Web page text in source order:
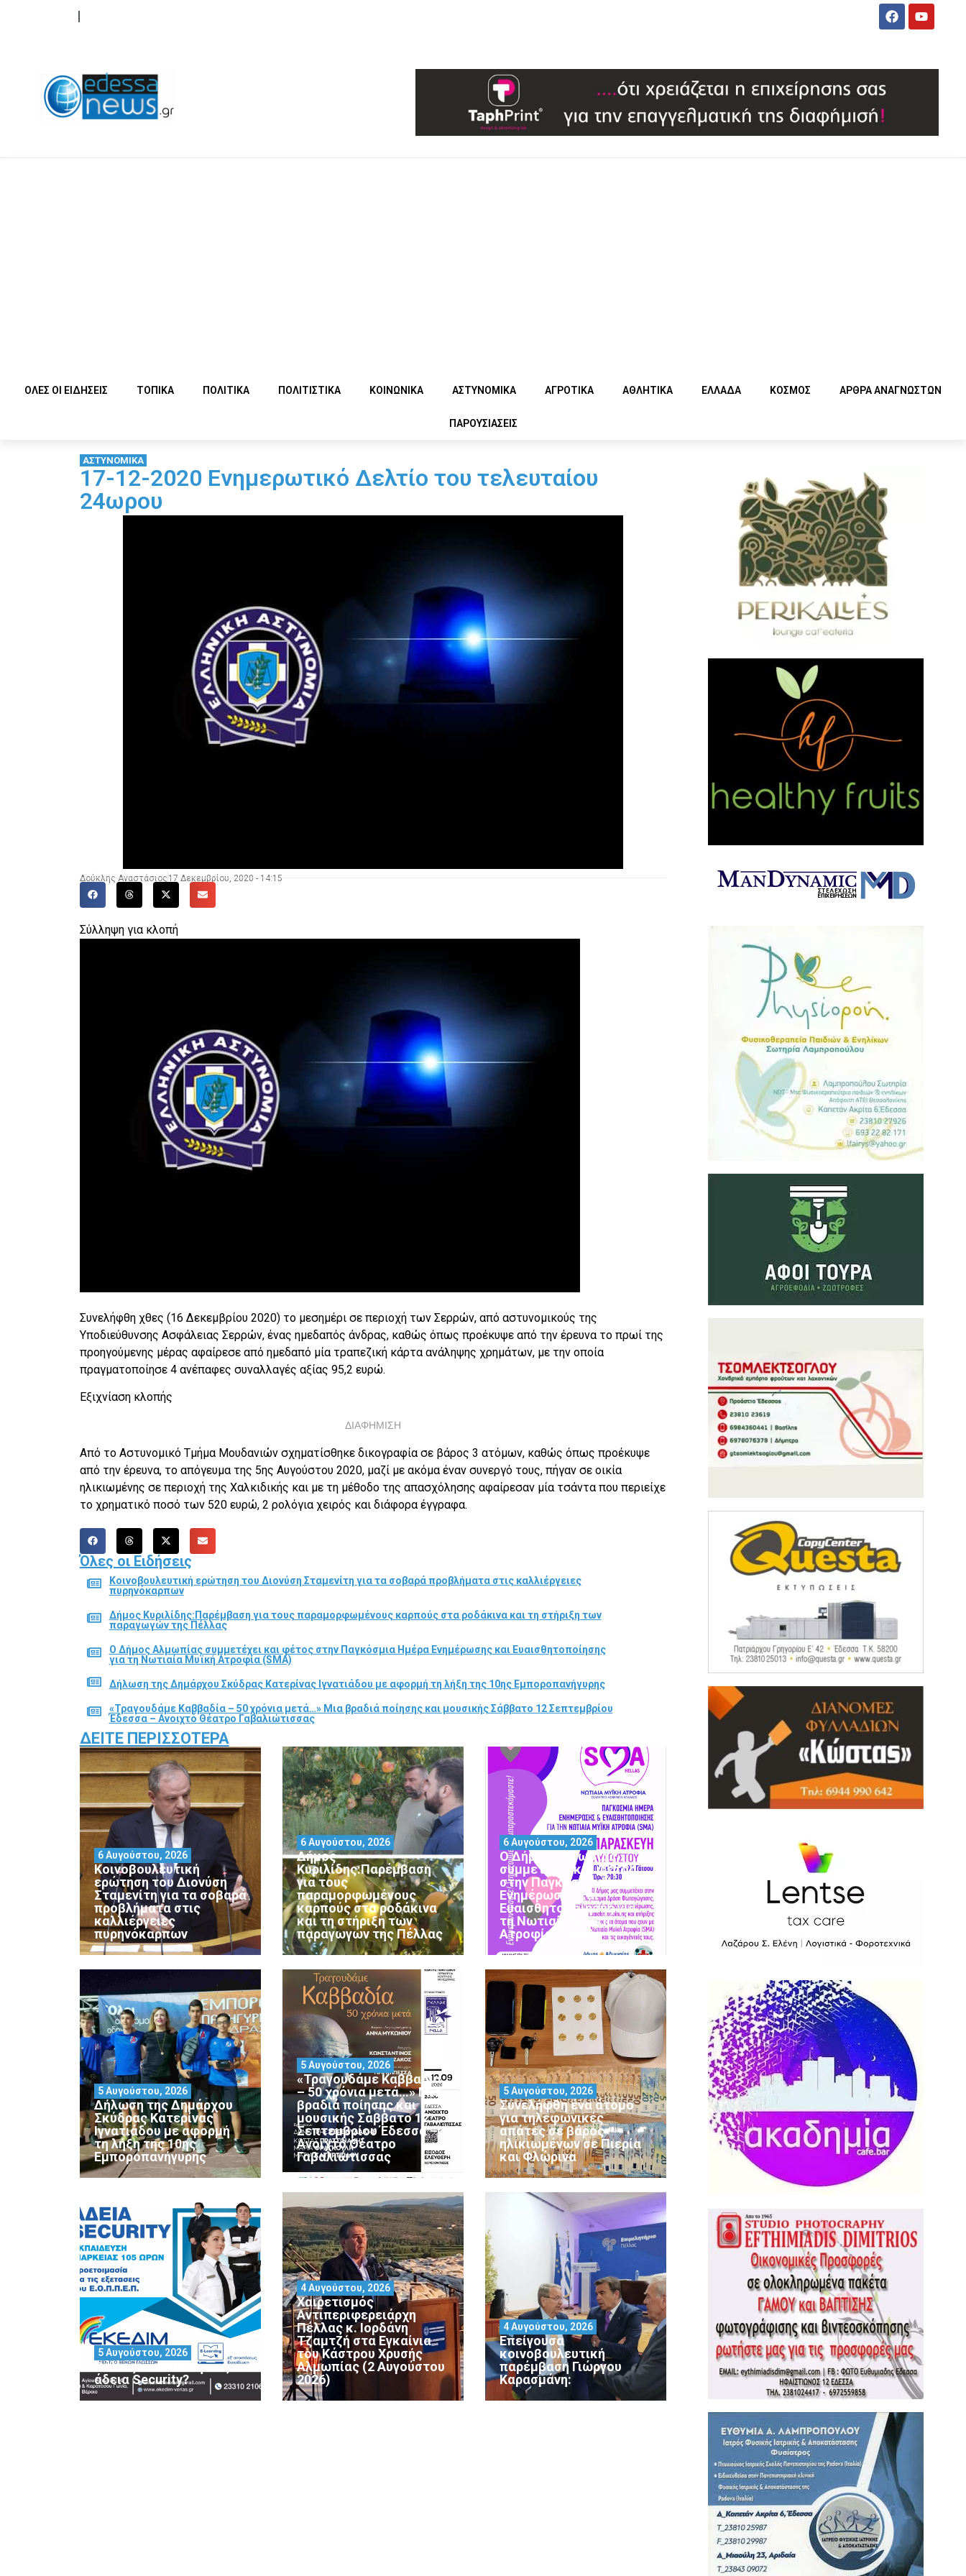
ΟΛΕΣ ΟΙ ΕΙΔΗΣΕΙΣ ΤΟΠΙΚΑ ΠΟΛΙΤΙΚΑ ΠΟΛΙΤΙΣΤΙΚΑ ΚΟΙΝΩΝΙΚΑ ΑΣΤΥΝΟΜΙΚΑ ΑΓΡΟΤΙΚΑ ΑΘΛΗΤΙΚΑ ΕΛΛΑΔΑ ΚΟΣΜΟΣ ΑΡΘΡΑ ΑΝΑΓΝΩΣΤΩΝ
ΠΑΡΟΥΣΙΑΣΕΙΣ
ΑΣΤΥΝΟΜΙΚΑ
17-12-2020 Ενημερωτικό Δελτίο του τελευταίου
24ωρου
Δούκλης Αναστάσιος 17 Δεκεμβρίου, 2020 - 14:15
Σύλληψη για κλοπή
Συνελήφθη χθες (16 Δεκεμβρίου 2020) το μεσημέρι σε περιοχή των Σερρών, από αστυνομικούς της
Υποδιεύθυνσης Ασφάλειας Σερρών, ένας ημεδαπός άνδρας, καθώς όπως προέκυψε από την έρευνα το πρωί της
προηγούμενης μέρας αφαίρεσε από ημεδαπό μία τραπεζική κάρτα ανάληψης χρημάτων, με την οποία
πραγματοποίησε 4 ανέπαφες συναλλαγές αξίας 95,2 ευρώ.
Εξιχνίαση κλοπής
ΔΙΑΦΗΜΙΣΗ
Από το Αστυνομικό Τμήμα Μουδανιών σχηματίσθηκε δικογραφία σε βάρος 3 ατόμων, καθώς όπως προέκυψε
από την έρευνα, το απόγευμα της 5ης Αυγούστου 2020, μαζί με ακόμα έναν συνεργό τους, πήγαν σε οικία
ηλικιωμένης σε περιοχή της Χαλκιδικής και με τη μέθοδο της απασχόλησης αφαίρεσαν μία τσάντα που περιείχε
το χρηματικό ποσό των 520 ευρώ, 2 ρολόγια χειρός και διάφορα έγγραφα.
Όλες οι Ειδήσεις
Κοινοβουλευτική ερώτηση του Διονύση Σταμενίτη για τα σοβαρά προβλήματα στις καλλιέργειες
πυρηνόκαρπων
Δήμος Κυριλίδης:Παρέμβαση για τους παραμορφωμένους καρπούς στα ροδάκινα και τη στήριξη των
παραγωγών της Πέλλας
Ο Δήμος Αλμωπίας συμμετέχει και φέτος στην Παγκόσμια Ημέρα Ενημέρωσης και Ευαισθητοποίησης
για τη Νωτιαία Μυϊκή Ατροφία (SMA)
Δήλωση της Δημάρχου Σκύδρας Κατερίνας Ιγνατιάδου με αφορμή τη λήξη της 10ης Εμποροπανήγυρης
«Τραγουδάμε Καββαδία – 50 χρόνια μετά…» Μια βραδιά ποίησης και μουσικής Σάββατο 12 Σεπτεμβρίου
Έδεσσα – Ανοιχτό Θέατρο Γαβαλιώτισσας
ΔΕΊΤΕ ΠΕΡΙΣΣΌΤΕΡΑ
Κοινοβουλευτική
ερώτηση του Διονύση
Σταμενίτη για τα σοβαρά
προβλήματα στις
καλλιέργειες
πυρηνόκαρπων
6 Αυγούστου, 2026
Δήμος
Κυριλίδης:Παρέμβαση
για τους
παραμορφωμένους
καρπούς στα ροδάκινα
και τη στήριξη των
παραγωγών της Πέλλας
6 Αυγούστου, 2026
Ο Δήμος Αλμωπίας
συμμετέχει και φέτος
στην Παγκόσμια Ημέρα
Ενημέρωσης και
Ευαισθητοποίησης για
τη Νωτιαία Μυϊκή
Ατροφία (SMA)
6 Αυγούστου, 2026
Δήλωση της Δημάρχου
Σκύδρας Κατερίνας
Ιγνατιάδου με αφορμή
τη λήξη της 10ης
Εμποροπανήγυρης
5 Αυγούστου, 2026
«Τραγουδάμε Καββαδία
– 50 χρόνια μετά…» Μια
βραδιά ποίησης και
μουσικής Σάββατο 12
Σεπτεμβρίου Έδεσσα –
Ανοιχτό Θέατρο
Γαβαλιώτισσας
5 Αυγούστου, 2026
Συνελήφθη ένα άτομο
για τηλεφωνικές
απάτες σε βάρος
ηλικιωμένων σε Πιερία
και Φλώρινα
5 Αυγούστου, 2026
Θέλεις να αποκτήσεις
άδεια Security?
5 Αυγούστου, 2026
Χαιρετισμός
Αντιπεριφερειάρχη
Πέλλας κ. Ιορδάνη
Τζαμτζή στα Εγκαίνια
του Κάστρου Χρυσής
Αλμωπίας (2 Αυγούστου
2026)
4 Αυγούστου, 2026
Επείγουσα
κοινοβουλευτική
παρέμβαση Γιώργου
Καρασμάνη:
4 Αυγούστου, 2026